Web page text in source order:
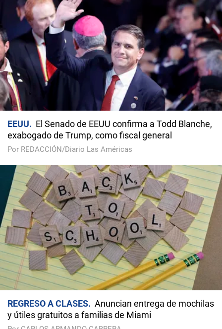
EEUU
El Senado de EEUU confirma a Todd Blanche,
exabogado de Trump, como fiscal general
Por REDACCIÓN/Diario Las Américas
REGRESO A CLASES
Anuncian entrega de mochilas
y útiles gratuitos a familias de Miami